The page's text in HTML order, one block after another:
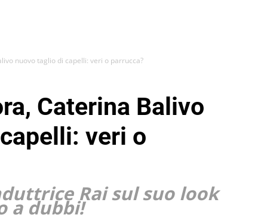
nuovo taglio di capelli: veri o parrucca?
Caterina Balivo
veri o
Rai sul suo look
a dubbi!